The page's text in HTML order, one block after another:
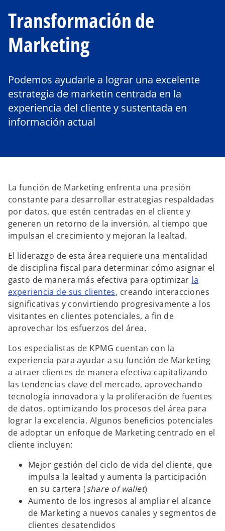
Transformación de
Marketing
Podemos ayudarle a lograr una excelente
estrategia de marketin centrada en la
experiencia del cliente y sustentada en
información actual
La función de Marketing enfrenta una presión
constante para desarrollar estrategias respaldadas
por datos, que estén centradas en el cliente y
generen un retorno de la inversión, al tiempo que
impulsan el crecimiento y mejoran la lealtad.
El liderazgo de esta área requiere una mentalidad
de disciplina fiscal para determinar cómo asignar el
gasto de manera más efectiva para optimizar la
experiencia de sus clientes, creando interacciones
significativas y convirtiendo progresivamente a los
visitantes en clientes potenciales, a fin de
aprovechar los esfuerzos del área.
Los especialistas de KPMG cuentan con la
experiencia para ayudar a su función de Marketing
a atraer clientes de manera efectiva capitalizando
las tendencias clave del mercado, aprovechando
tecnología innovadora y la proliferación de fuentes
de datos, optimizando los procesos del área para
lograr la excelencia. Algunos beneficios potenciales
de adoptar un enfoque de Marketing centrado en el
cliente incluyen:
Mejor gestión del ciclo de vida del cliente, que
impulsa la lealtad y aumenta la participación
en su cartera (share of wallet)
Aumento de los ingresos al ampliar el alcance
de Marketing a nuevos canales y segmentos de
clientes desatendidos